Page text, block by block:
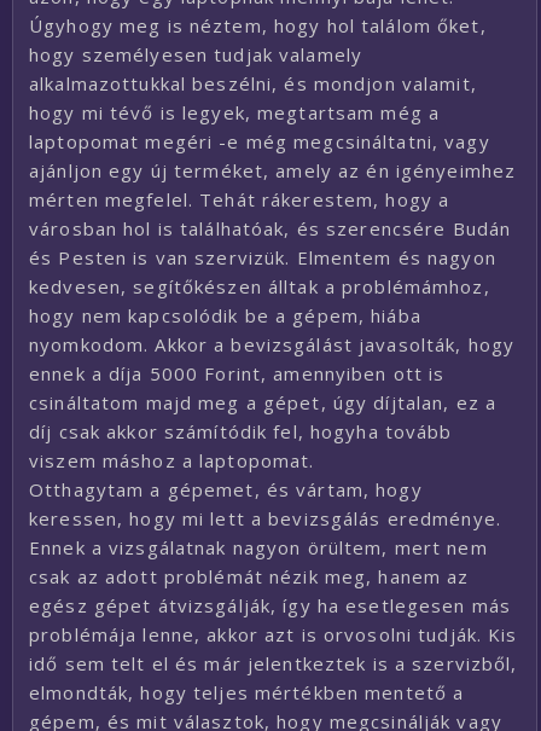
Úgyhogy meg is néztem, hogy hol találom őket,
hogy személyesen tudjak valamely
alkalmazottukkal beszélni, és mondjon valamit,
hogy mi tévő is legyek, megtartsam még a
laptopomat megéri -e még megcsináltatni, vagy
ajánljon egy új terméket, amely az én igényeimhez
mérten megfelel. Tehát rákerestem, hogy a
városban hol is találhatóak, és szerencsére Budán
és Pesten is van szervizük. Elmentem és nagyon
kedvesen, segítőkészen álltak a problémámhoz,
hogy nem kapcsolódik be a gépem, hiába
nyomkodom. Akkor a bevizsgálást javasolták, hogy
ennek a díja 5000 Forint, amennyiben ott is
csináltatom majd meg a gépet, úgy díjtalan, ez a
díj csak akkor számítódik fel, hogyha tovább
viszem máshoz a laptopomat.
Otthagytam a gépemet, és vártam, hogy
keressen, hogy mi lett a bevizsgálás eredménye.
Ennek a vizsgálatnak nagyon örültem, mert nem
csak az adott problémát nézik meg, hanem az
egész gépet átvizsgálják, így ha esetlegesen más
problémája lenne, akkor azt is orvosolni tudják. Kis
idő sem telt el és már jelentkeztek is a szervizből,
elmondták, hogy teljes mértékben mentető a
gépem, és mit választok, hogy megcsinálják vagy